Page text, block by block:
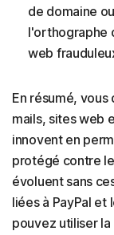
de domaine
l'orthographe
web
En résumé,
mails, sites web
innovent en
protégé contre
évoluent sans
liées à PayPal et
pouvez utiliser